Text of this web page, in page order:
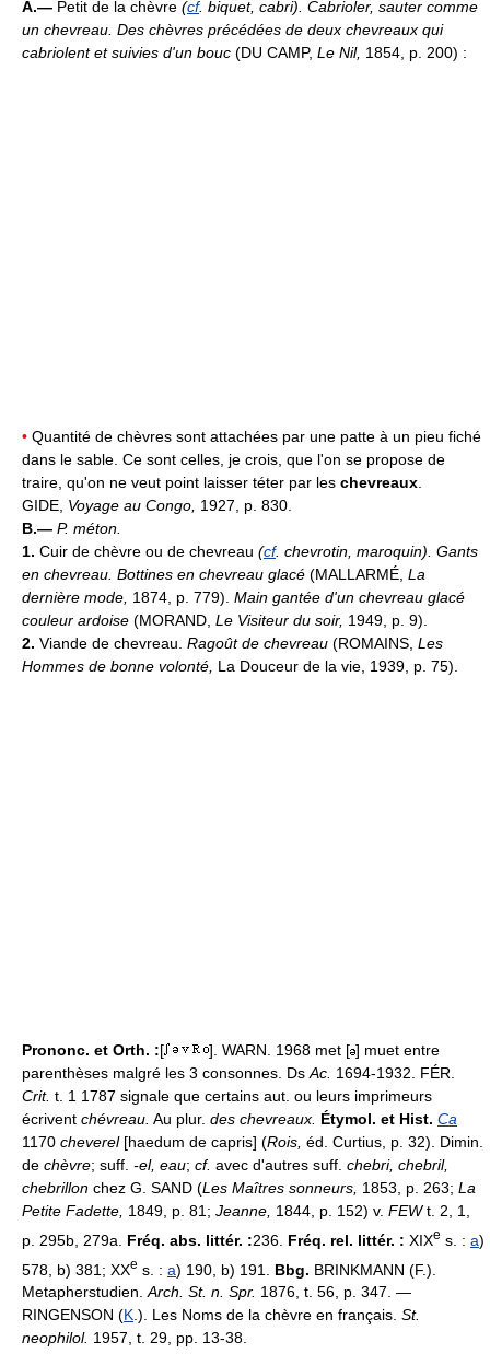
A.— Petit de la chèvre (cf. biquet, cabri). Cabrioler, sauter comme
un chevreau. Des chèvres précédées de deux chevreaux qui
cabriolent et suivies d'un bouc (DU CAMP, Le Nil, 1854, p. 200) :
• Quantité de chèvres sont attachées par une patte à un pieu fiché
dans le sable. Ce sont celles, je crois, que l'on se propose de
traire, qu'on ne veut point laisser téter par les chevreaux
GIDE, Voyage au Congo, 1927, p. 830.
B.— P. méton.
1. Cuir de chèvre ou de chevreau (cf. chevrotin, maroquin). Gants
en chevreau. Bottines en chevreau glacé (MALLARMÉ, La
dernière mode, 1874, p. 779). Main gantée d'un chevreau glacé
couleur ardoise (MORAND, Le Visiteur du soir, 1949, p. 9).
2. Viande de chevreau. Ragoût de chevreau (ROMAINS, Les
Hommes de bonne volonté, La Douceur de la vie, 1939, p. 75).
Prononc. et Orth. :[ ]. WARN. 1968 met [ ] muet entre
parenthèses malgré les 3 consonnes. Ds Ac. 1694-1932. FÉR.
Crit. t. 1 1787 signale que certains aut. ou leurs imprimeurs
écrivent chévreau. Au plur. des chevreaux. Étymol. et Hist. Ca
1170 cheverel[haedum de capris] (Rois, éd. Curtius, p. 32). Dimin.
de chèvre; suff. -el, eau; cf. avec d'autres suff. chebri, chebril,
chebrillon chez G. SAND (Les Maîtres sonneurs, 1853, p. 263; La
Petite Fadette, 1849, p. 81; Jeanne, 1844, p. 152) v. FEWt. 2, 1,
p. 295b, 279a. Fréq. abs. littér. :236. Fréq. rel. littér. : XIXe s. : a)
578, b) 381; XXe s. : a) 190, b) 191. Bbg. BRINKMANN (F.).
Metapherstudien.Arch. St. n. Spr. 1876, t. 56, p. 347. —
RINGENSON (K.). Les Noms de la chèvre en français. St.
neophilol. 1957, t. 29, pp. 13-38.